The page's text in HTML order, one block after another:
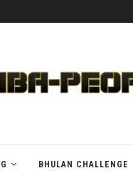
BHULAN CHALLENGE